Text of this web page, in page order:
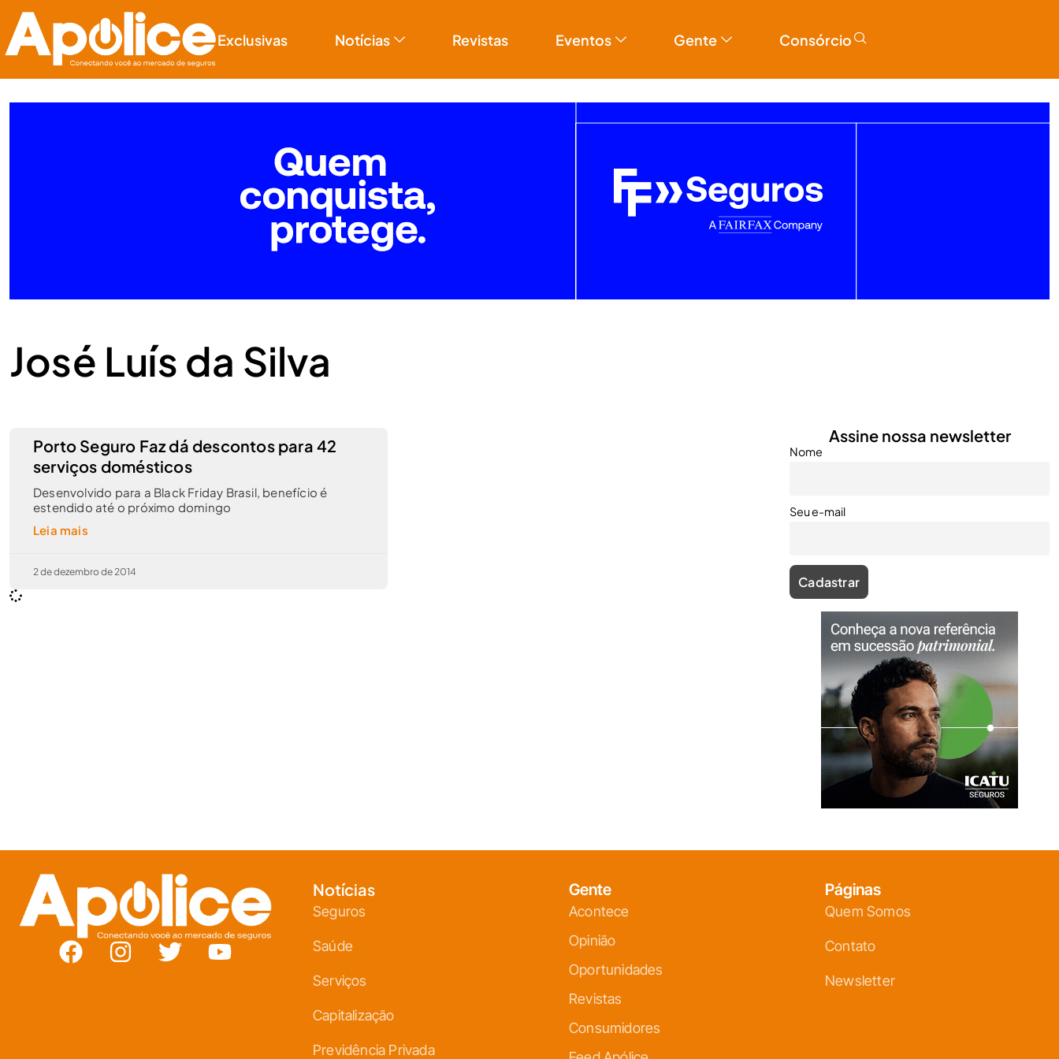
Exclusivas Notícias Revistas Eventos Gente Consórcio
José Luís da Silva
Porto Seguro Faz dá descontos para 42
serviços domésticos
Desenvolvido para a Black Friday Brasil, benefício é
estendido até o próximo domingo
Leia mais
2 de dezembro de 2014
Assine nossa newsletter
Nome
Seu e-mail
Notícias
Seguros
Saúde
Serviços
Capitalização
Previdência Privada
Gente
Acontece
Opinião
Oportunidades
Revistas
Consumidores
Páginas
Quem Somos
Contato
Newsletter